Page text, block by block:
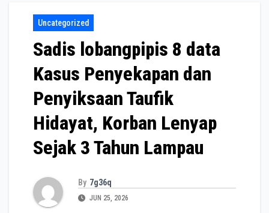
Uncategorized
Sadis lobangpipis 8 data
Kasus Penyekapan dan
Penyiksaan Taufik
Hidayat, Korban Lenyap
Sejak 3 Tahun Lampau
By 7g36q
JUN 25, 2026